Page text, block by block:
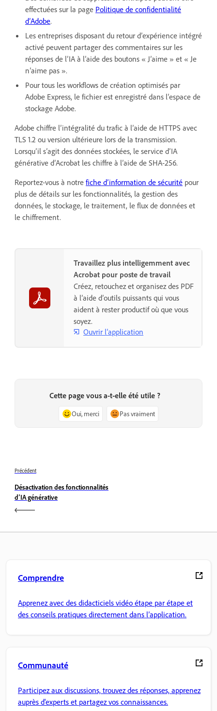
effectuées sur la page Politique de confidentialité
d’Adobe.
Les entreprises disposant du retour d’expérience intégré
activé peuvent partager des commentaires sur les
réponses de l’IA à l’aide des boutons « J’aime » et « Je
n’aime pas ».
Pour tous les workflows de création optimisés par
Adobe Express, le fichier est enregistré dans l’espace de
stockage Adobe.
Adobe chiffre l’intégralité du trafic à l’aide de HTTPS avec
TLS 1.2 ou version ultérieure lors de la transmission.
Lorsqu’il s’agit des données stockées, le service d’IA
générative d’Acrobat les chiffre à l’aide de SHA-256.
Reportez-vous à notre fiche d’information de sécurité pour
plus de détails sur les fonctionnalités, la gestion des
données, le stockage, le traitement, le flux de données et
le chiffrement.
Travaillez plus intelligemment avec
Acrobat pour poste de travail
Créez, retouchez et organisez des PDF
à l’aide d’outils puissants qui vous
aident à rester productif où que vous
soyez.
Ouvrir l’application
Cette page vous a-t-elle été utile ?
Oui, merci Pas vraiment
Précédent
Désactivation des fonctionnalités
d’IA générative
Comprendre
Apprenez avec des didacticiels vidéo étape par étape et
des conseils pratiques directement dans l’application.
Communauté
Participez aux discussions, trouvez des réponses, apprenez
auprès d'experts et partagez vos connaissances.